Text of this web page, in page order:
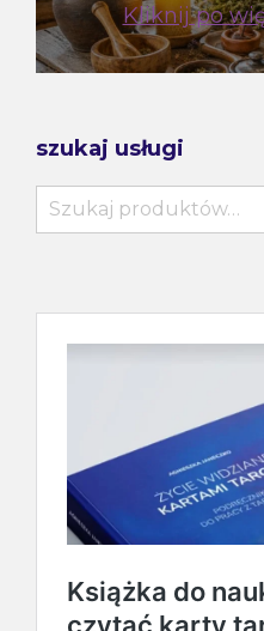
Kliknij po
szukaj usługi
Szukaj: